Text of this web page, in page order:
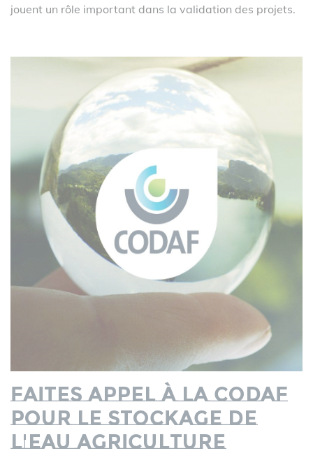
jouent un rôle important dans la validation des projets.
Faites appel à la CODAF
pour le stockage de
l'eau agriculture